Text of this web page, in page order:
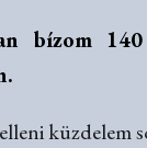
bízom 140
küzdelem